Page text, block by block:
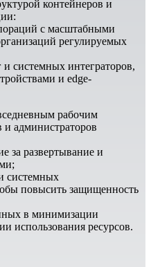
контейнеров и
с масштабными
регулируемых
системных интеграторов,
и edge-
рабочим
администраторов
за развертывание и
системных
повысить защищенность
в минимизации
использования ресурсов.